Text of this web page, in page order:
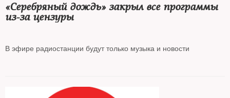
«Серебряный дождь» закрыл все программы
из-за цензуры
В эфире радиостанции будут только музыка и новости